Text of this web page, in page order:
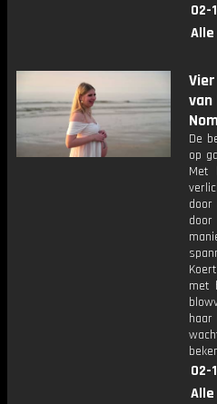
02-
van
De
op
Met
met
02-